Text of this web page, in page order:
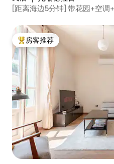
[距离海边5分钟] 带花园+空调
热门「房客推荐」
房客推荐